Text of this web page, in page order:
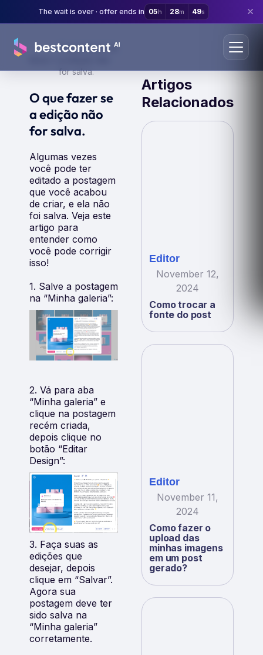
The wait is over · offer ends in 05h 28m 49s
O que fazer se
for salva.
O que fazer se
a edição não
for salva.
Algumas vezes
você pode ter
editado a postagem
que você acabou
de criar, e ela não
foi salva. Veja este
artigo para
entender como
você pode corrigir
isso!
1. Salve a postagem
na “Minha galeria”:
2. Vá para aba
“Minha galeria” e
clique na postagem
recém criada,
depois clique no
botão “Editar
Design”:
3. Faça suas as
edições que
desejar, depois
clique em “Salvar”.
Agora sua
postagem deve ter
sido salva na
“Minha galeria”
corretamente.
Artigos
Relacionados
Editor
November 12,
2024
Como trocar a
fonte do post
Editor
November 11,
2024
Como fazer o
upload das
minhas imagens
em um post
gerado?